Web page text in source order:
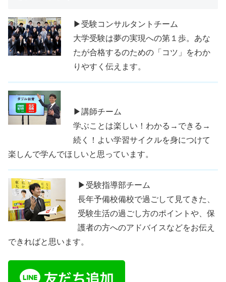
▶受験コンサルタントチーム
大学受験は夢の実現への第１歩。あな
たが合格するのための「コツ」をわか
りやすく伝えます。
▶講師チーム
学ぶことは楽しい！わかる→できる→
続く！よい学習サイクルを身につけて
楽しんで学んでほしいと思っています。
▶受験指導部チーム
長年予備校備校で過ごして見てきた、
受験生活の過ごし方のポイントや、保
護者の方へのアドバイスなどをお伝え
できればと思います。